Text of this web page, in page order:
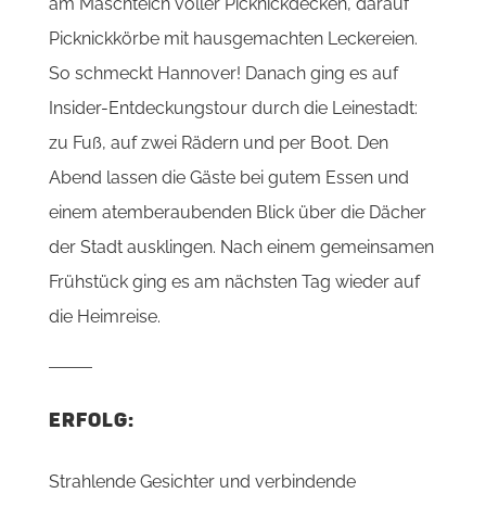
Picknickkörbe mit hausgemachten Leckereien.
So schmeckt Hannover! Danach ging es auf
Insider-Entdeckungstour durch die Leinestadt:
zu Fuß, auf zwei Rädern und per Boot. Den
Abend lassen die Gäste bei gutem Essen und
einem atemberaubenden Blick über die Dächer
der Stadt ausklingen. Nach einem gemeinsamen
Frühstück ging es am nächsten Tag wieder auf
die Heimreise.
ERFOLG:
Strahlende Gesichter und verbindende